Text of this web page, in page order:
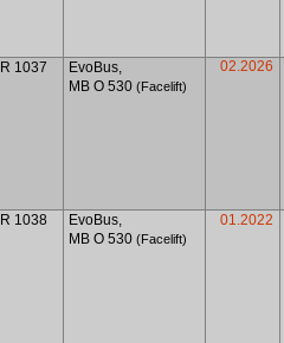
1037
EvoBus,
MB O 530(Facelift)
02.2026
1038
EvoBus,
MB O 530(Facelift)
01.2022